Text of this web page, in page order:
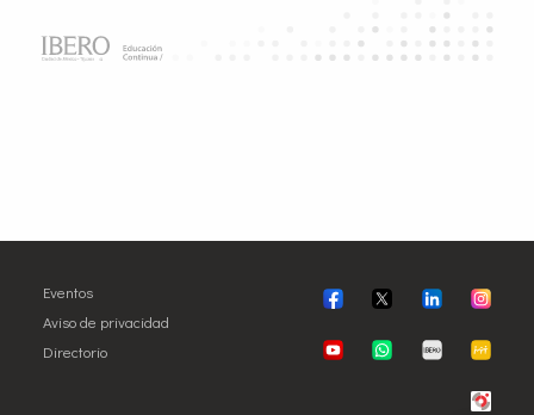
Eventos
Aviso de privacidad
Directorio